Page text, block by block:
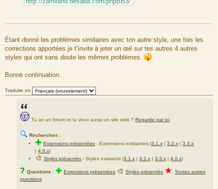
Étant donné les problèmes similaires avec ton autre style, une fois les
corrections apportées je t’invite à jeter un œil sur tes autres 4 autres
styles qui ont sans doute les mêmes problèmes.
Bonne continuation.
Traduire en
Tu as un forum et tu veux aussi un site web ? Regarde par ici
🔍 Recherches :
✚Extensions présentées -Extensions existantes (3.1.x |3.2.x |3.3.x
|4.0.x)
🎨Styles présentés - Styles existants (3.1.x |3.2.x |3.3.x |4.0.x)
? Questions : ✚ Extensions présentées 🎨 Styles présentés ★ Toutes autres
questions